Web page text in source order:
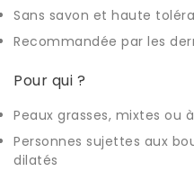
Sans savon et haute
Recommandée par les
Pour qui ?
Peaux grasses, mixtes ou
Personnes sujettes aux
dilatés